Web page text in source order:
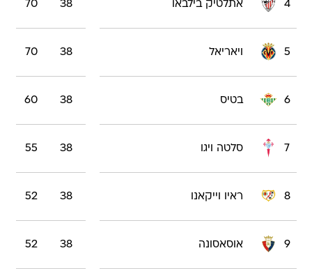
4 אתלטיק בילבאו 38
70
5 ויאריאל 38
70
6 בטיס 38
60
7 סלטה ויגו 38
55
8 ראיו וייקאנו 38
52
9 אוסאסונה 38
52